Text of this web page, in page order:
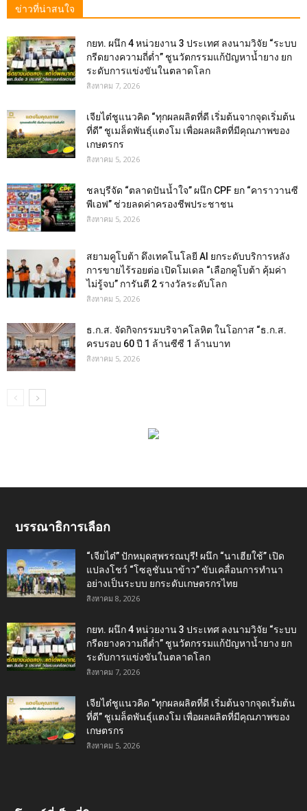
ข่าวที่น่าสนใจ
กยท. ผนึก 4 หน่วยงาน 3 ประเทศ ลงนามวิจัย “ระบบ
กรีดยางความถี่ต่ำ” ชูนวัตกรรมแก้ปัญหาน้ำยาง ยก
ระดับการแข่งขันในตลาดโลก
สิงหาคม 7, 2026
เจียไต๋ชูแนวคิด “ทุกผลผลิตที่ดี เริ่มต้นจากจุดเริ่มต้น
ที่ดี” ชูเมล็ดพันธุ์แตงโม เพื่อผลผลิตที่มีคุณภาพของ
เกษตรกร
สิงหาคม 5, 2026
ชลบุรีจัด “ตลาดปันน้ำใจ” ผนึก CPF ยก “คาราวานซี
พีเอฟ” ช่วยลดค่าครองชีพประชาชน
สิงหาคม 5, 2026
สยามคูโบต้า ดึงเทคโนโลยี AI ยกระดับบริการหลัง
การขายไร้รอยต่อ เปิดโมเดล “เลือกคูโบต้า คุ้มค่า
ไม่รู้จบ” การันตี 2 รางวัลระดับโลก
สิงหาคม 5, 2026
ธ.ก.ส. จัดกิจกรรมบริจาคโลหิต ในโอกาส “ธ.ก.ส.
ครบรอบ 60 ปี 1 ล้านซีซี 1 ล้านบาท
สิงหาคม 5, 2026
บรรณาธิการเลือก
“เจียไต๋” ปักหมุดสุพรรณบุรี! ผนึก “นาเฮียใช้” เปิด
แปลงโชว์ “โซลูชันนาข้าว” ขับเคลื่อนการทำนา
อย่างเป็นระบบ ยกระดับเกษตรกรไทย
สิงหาคม 8, 2026
กยท. ผนึก 4 หน่วยงาน 3 ประเทศ ลงนามวิจัย “ระบบ
กรีดยางความถี่ต่ำ” ชูนวัตกรรมแก้ปัญหาน้ำยาง ยก
ระดับการแข่งขันในตลาดโลก
สิงหาคม 7, 2026
เจียไต๋ชูแนวคิด “ทุกผลผลิตที่ดี เริ่มต้นจากจุดเริ่มต้น
ที่ดี” ชูเมล็ดพันธุ์แตงโม เพื่อผลผลิตที่มีคุณภาพของ
เกษตรกร
สิงหาคม 5, 2026